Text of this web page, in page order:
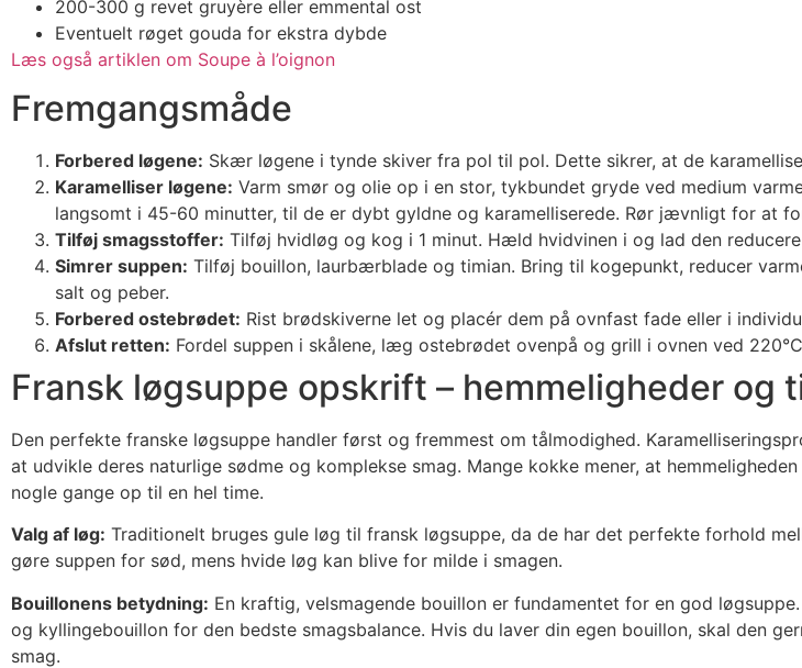
200-300 g revet gruyère eller emmental ost
Eventuelt røget gouda for ekstra dybde
Læs også artiklen om Soupe à l’oignon
Fremgangsmåde
Forbered løgene: Skær løgene i tynde skiver fra pol til pol. Dette sikrer, at de
Karamelliser løgene: Varm smør og olie op i en stor, tykbundet gryde ved medium
langsomt i 45-60 minutter, til de er dybt gyldne og karamelliserede. Rør jævnligt for at
Tilføj smagsstoffer: Tilføj hvidløg og kog i 1 minut. Hæld hvidvinen i og lad den
Simrer suppen: Tilføj bouillon, laurbærblade og timian. Bring til kogepunkt, reducer
salt og peber.
Forbered ostebrødet: Rist brødskiverne let og placér dem på ovnfast fade eller i
Afslut retten: Fordel suppen i skålene, læg ostebrødet ovenpå og grill i ovnen ved
Fransk løgsuppe opskrift – hemmeligheder og
Den perfekte franske løgsuppe handler først og fremmest om tålmodighed.
at udvikle deres naturlige sødme og komplekse smag. Mange kokke mener, at
nogle gange op til en hel time.
Valg af løg: Traditionelt bruges gule løg til fransk løgsuppe, da de har det perfekte forhold
gøre suppen for sød, mens hvide løg kan blive for milde i smagen.
Bouillonens betydning: En kraftig, velsmagende bouillon er fundamentet for en god
og kyllingebouillon for den bedste smagsbalance. Hvis du laver din egen bouillon, skal den
smag.